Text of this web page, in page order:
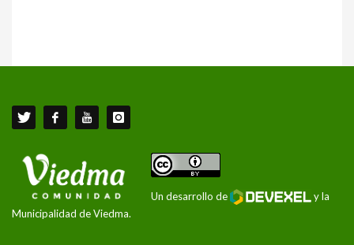
Un desarrollo de
y la
Municipalidad de Viedma.